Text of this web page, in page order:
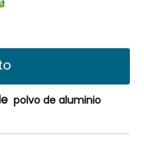
polvo de aluminio